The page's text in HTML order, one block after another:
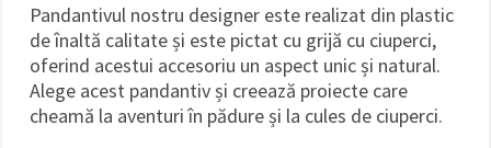
Pandantivul nostru designer este realizat din plastic
de înaltă calitate și este pictat cu grijă cu ciuperci,
oferind acestui accesoriu un aspect unic și natural.
Alege acest pandantiv și creează proiecte care
cheamă la aventuri în pădure și la cules de ciuperci.